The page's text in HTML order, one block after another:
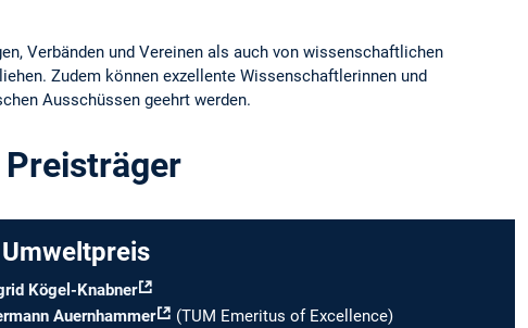
Verbänden und Vereinen als auch von wissenschaftlichen
Zudem können exzellente Wissenschaftlerinnen und
Ausschüssen geehrt werden.
Kögel-Knabner
Auernhammer
(TUM Emeritus of Excellence)